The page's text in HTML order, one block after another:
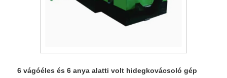
6 vágóéles és 6 anya alatti volt hidegkovácsoló gép